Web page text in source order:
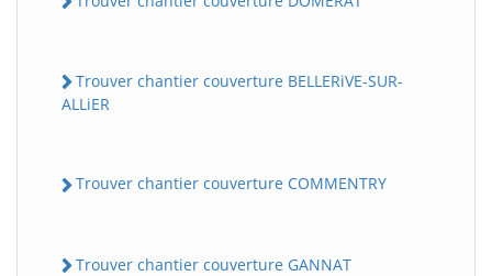
Trouver chantier couverture BELLERiVE-SUR-
ALLiER
Trouver chantier couverture COMMENTRY
Trouver chantier couverture GANNAT